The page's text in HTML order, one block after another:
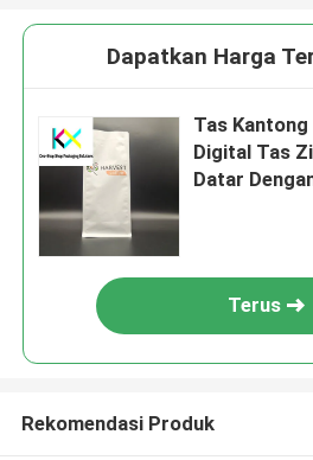
Dapatkan Harga
Tas
Digital Tas
Datar
Terus
Rekomendasi Produk